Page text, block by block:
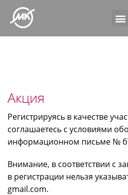
Акция
Регистрируясь в качестве
соглашаетесь с условиями
информационном письме №
Внимание, в соответствии с
в регистрации нельзя
gmail.com.